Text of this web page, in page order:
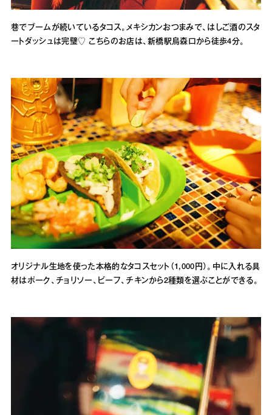
巷でブームが続いているタコス。メキシカンおつまみで、はしご酒のスタ
ートダッシュは完璧♡ こちらのお店は、新橋駅烏森口から徒歩4分。
オリジナル生地を使った本格的なタコスセット（1,000円）。中に入れる具
材はポーク、チョリソー、ビーフ、チキンから2種類を選ぶことができる。